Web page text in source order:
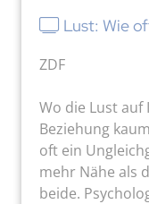
Lust: Wie
ZDF
Wo die Lust
Beziehung
oft ein
mehr Nähe als
beide.